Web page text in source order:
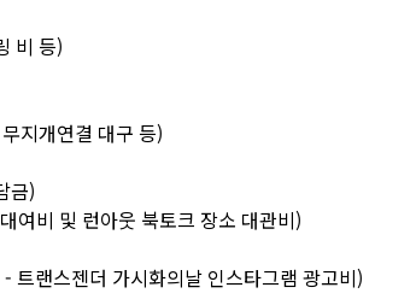
비 등)
지개연결 대구 등)
금)
여비 및 런아웃 북토크 장소 대관비)
트랜스젠더 가시화의날 인스타그램 광고비)